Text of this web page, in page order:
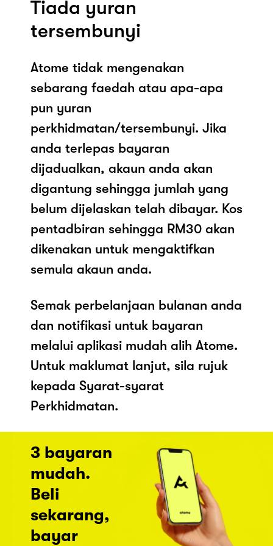
Tiada yuran
tersembunyi
Atome tidak mengenakan
sebarang faedah atau apa-apa
pun yuran
perkhidmatan/tersembunyi. Jika
anda terlepas bayaran
dijadualkan, akaun anda akan
digantung sehingga jumlah yang
belum dijelaskan telah dibayar. Kos
pentadbiran sehingga RM30 akan
dikenakan untuk mengaktifkan
semula akaun anda.
Semak perbelanjaan bulanan anda
dan notifikasi untuk bayaran
melalui aplikasi mudah alih Atome.
Untuk maklumat lanjut, sila rujuk
kepada Syarat-syarat
Perkhidmatan.
3 bayaran
mudah.
Beli
sekarang,
bayar